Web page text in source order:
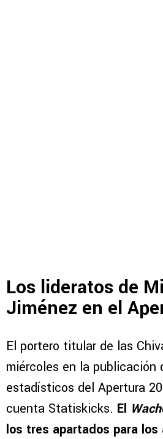
Los lideratos de
Jiménez en el
El portero titular de las
miércoles en la publicación
estadísticos del Apertura
cuenta Statiskicks. El
los tres apartados para los